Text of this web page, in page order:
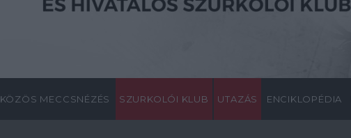
KÖZÖS MECCSNÉZÉS SZURKOLÓI KLUB UTAZÁS ENCIKLOPÉDIA